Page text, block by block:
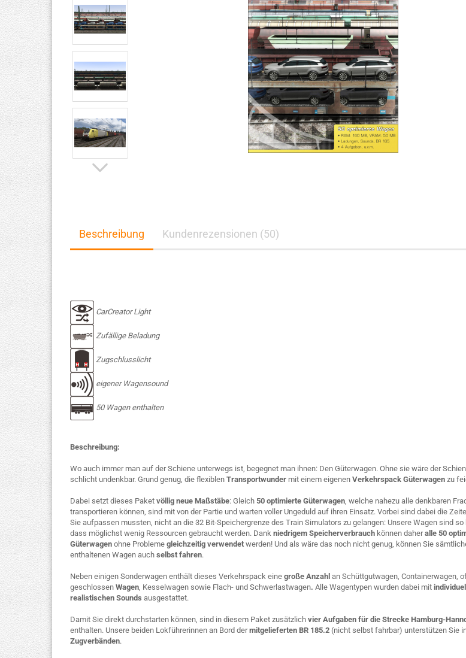
Beschreibung Kundenrezensionen (50)
CarCreator Light
Zufällige Beladung
Zugschlusslicht
eigener Wagensound
50 Wagen enthalten
Beschreibung:
Wo auch immer man auf der Schiene unterwegs ist, begegnet man ihnen: Den Güterwagen. Ohne sie wäre der
schlicht undenkbar. Grund genug, die flexiblen Transportwunder mit einem eigenen Verkehrspack Güterwagen zu
Dabei setzt dieses Paket völlig neue Maßstäbe: Gleich 50 optimierte Güterwagen, welche nahezu alle denkbaren
transportieren können, sind mit von der Partie und warten voller Ungeduld auf ihren Einsatz. Vorbei sind dabei die
Sie aufpassen mussten, nicht an die 32 Bit-Speichergrenze des Train Simulators zu gelangen: Unsere Wagen sind so
dass möglichst wenig Ressourcen gebraucht werden. Dank niedrigem Speicherverbrauch können daheralle 50
Güterwagen ohne Probleme gleichzeitig verwendet werden! Und als wäre das noch nicht genug, können Sie
enthaltenen Wagen auch selbst fahren.
Neben einigen Sonderwagen enthält dieses Verkehrspack eine große Anzahl an Schüttgutwagen, Containerwagen,
geschlossen Wagen, Kesselwagen sowie Flach- und Schwerlastwagen. Alle Wagentypen wurden dabei mit
realistischen Sounds ausgestattet.
Damit Sie direkt durchstarten können, sind in diesem Paket zusätzlich vier Aufgaben für die Strecke Hamburg-
enthalten. Unsere beiden Lokführerinnen an Bord dermitgelieferten BR 185.2 (nicht selbst fahrbar) unterstützen Sie
Zugverbänden.